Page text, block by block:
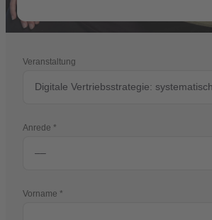
Veranstaltung
Anrede
Vorname